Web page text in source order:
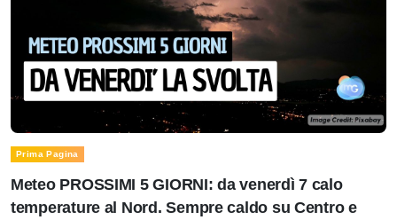
Prima Pagina
Meteo PROSSIMI 5 GIORNI: da venerdì 7 calo
temperature al Nord. Sempre caldo su Centro e